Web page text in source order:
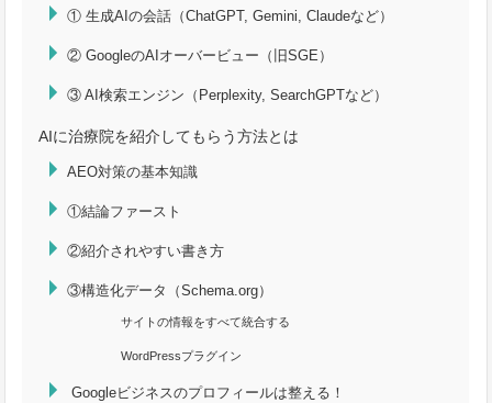
① 生成AIの会話（ChatGPT, Gemini, Claudeなど）
② GoogleのAIオーバービュー（旧SGE）
③ AI検索エンジン（Perplexity, SearchGPTなど）
AIに治療院を紹介してもらう方法とは
AEO対策の基本知識
①結論ファースト
②紹介されやすい書き方
③構造化データ（Schema.org）
サイトの情報をすべて統合する
WordPressプラグイン
Googleビジネスのプロフィールは整える！